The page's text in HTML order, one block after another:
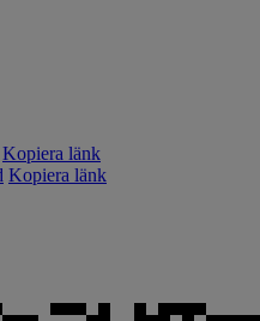
Kopiera länk
Kopiera länk